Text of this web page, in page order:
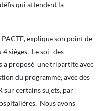
qui attendent la
explique son point de
4 sièges. Le soir des
a proposé une tripartite avec
du programme, avec des
sur certains sujets, par
Nous avons